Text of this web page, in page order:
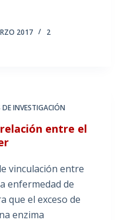
2017
2
DE INVESTIGACIÓN
entre el
vinculación entre
enfermedad de
que el exceso de
enzima